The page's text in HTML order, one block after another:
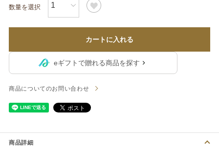
カートに入れる
eギフトで贈れる商品を探す
商品についてのお問い合わせ
商品詳細